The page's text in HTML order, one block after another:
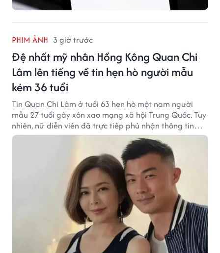
PHIM ẢNH 3 giờ trước
Đệ nhất mỹ nhân Hồng Kông Quan Chi
Lâm lên tiếng về tin hẹn hò người mẫu
kém 36 tuổi
Tin Quan Chi Lâm ở tuổi 63 hẹn hò một nam người
mẫu 27 tuổi gây xôn xao mạng xã hội Trung Quốc. Tuy
nhiên, nữ diễn viên đã trực tiếp phủ nhận thông tin
này.